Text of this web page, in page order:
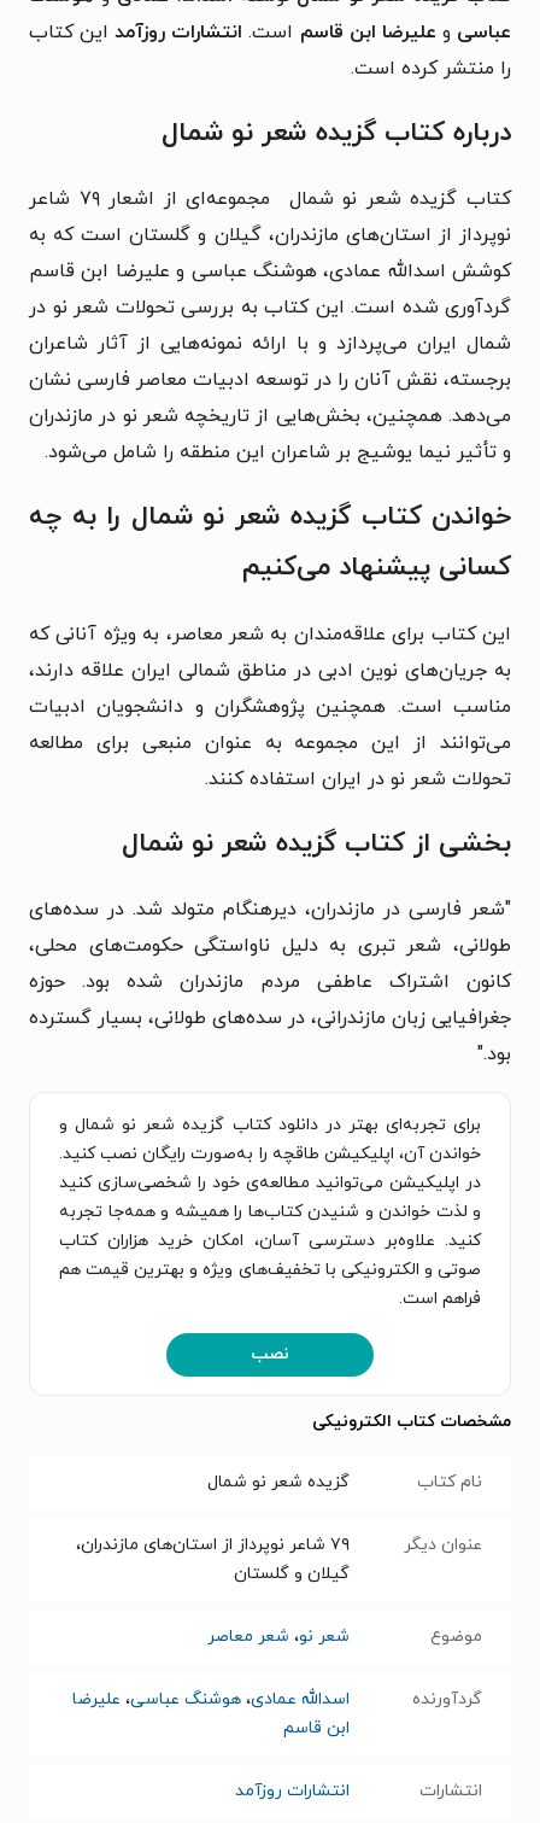
عباسی و علیرضا ابن قاسم است. انتشارات روزآمداین کتاب
را منتشر کرده است.
درباره کتاب گزیده شعر نو شمال
کتاب گزیده شعر نو شمال مجموعه‌ای از اشعار ۷۹ شاعر
نوپرداز از استان‌های مازندران، گیلان و گلستان است که به
کوشش اسدالله عمادی، هوشنگ عباسی و علیرضا ابن قاسم
گردآوری شده است. این کتاب به بررسی تحولات شعر نو در
شمال ایران می‌پردازد و با ارائه نمونه‌هایی از آثار شاعران
برجسته، نقش آنان را در توسعه ادبیات معاصر فارسی نشان
می‌دهد. همچنین، بخش‌هایی از تاریخچه شعر نو در مازندران
و تأثیر نیما یوشیج بر شاعران این منطقه را شامل می‌شود.
خواندن کتاب گزیده شعر نو شمال را به چه
کسانی پیشنهاد می‌کنیم
این کتاب برای علاقه‌مندان به شعر معاصر، به ویژه آنانی که
به جریان‌های نوین ادبی در مناطق شمالی ایران علاقه دارند،
مناسب است. همچنین پژوهشگران و دانشجویان ادبیات
می‌توانند از این مجموعه به عنوان منبعی برای مطالعه
تحولات شعر نو در ایران استفاده کنند.
بخشی از کتاب گزیده شعر نو شمال
"شعر فارسی در مازندران، دیرهنگام متولد شد. در سده‌های
طولانی، شعر تبری به دلیل ناواستگی حکومت‌های محلی،
کانون اشتراک عاطفی مردم مازندران شده بود. حوزه
جغرافیایی زبان مازندرانی، در سده‌های طولانی، بسیار گسترده
بود."
برای تجربه‌ای بهتر در دانلود کتاب گزیده شعر نو شمال و
خواندن آن، اپلیکیشن طاقچه را به‌صورت رایگان نصب کنید.
در اپلیکیشن می‌توانید مطالعه‌ی خود را شخصی‌سازی کنید
و لذت خواندن و شنیدن کتاب‌ها را همیشه و همه‌جا تجربه
کنید. علاوه‌بر دسترسی آسان، امکان خرید هزاران کتاب
صوتی و الکترونیکی با تخفیف‌های ویژه و بهترین قیمت هم
فراهم است.
نصب
مشخصات کتاب الکترونیکی
نام کتاب گزیده شعر نو شمال
عنوان دیگر
۷۹ شاعر نوپرداز از استان‌های مازندران،
گیلان و گلستان
موضوع شعر نو، شعر معاصر
گردآورنده اسدالله عمادی، هوشنگ عباسی، علیرضا
ابن قاسم
انتشارات انتشارات روزآمد